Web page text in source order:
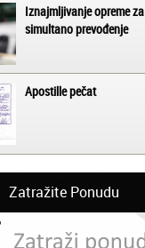
Iznajmljivanje opreme za
simultano prevođenje
Apostille pečat
Zatražite Ponudu